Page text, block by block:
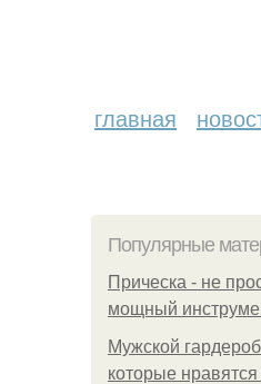
главная
Популярные
Прическа - не
мощный
Мужской
которые